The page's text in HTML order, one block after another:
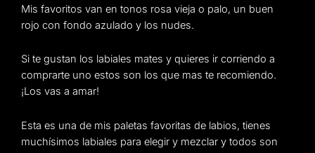
Mis favoritos van en tonos rosa vieja o palo, un buen
rojo con fondo azulado y los nudes.
Si te gustan los labiales mates y quieres ir corriendo a
comprarte uno estos son los que mas te recomiendo.
¡Los vas a amar!
Esta es una de mis paletas favoritas de labios, tienes
muchísimos labiales para elegir y mezclar y todos son